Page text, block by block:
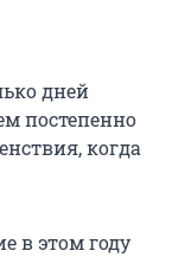
дней
постепенно
когда
в этом году